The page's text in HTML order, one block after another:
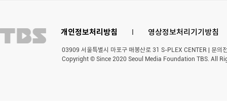
개인정보처리방침 l 영상정보처리기기방침
03909 서울특별시 마포구 매봉산로 31 S-PLEX CENTER | 문
Copyright © Since 2020 Seoul Media Foundation TBS. All